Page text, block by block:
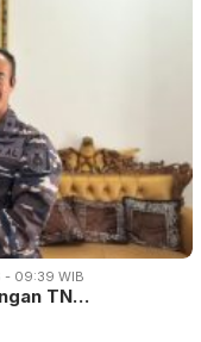
09:39 WIB
TN…